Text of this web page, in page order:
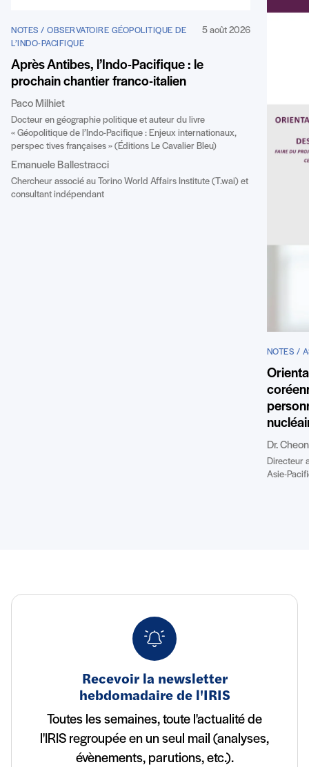
NOTES / OBSERVATOIRE GÉOPOLITIQUE DE
L’INDO-PACIFIQUE
5 août 2026
Après Antibes, l’Indo-Pacifique : le
prochain chantier franco-italien
Paco Milhiet
Docteur en géographie politique et auteur du livre
« Géopolitique de l’Indo-Pacifique : Enjeux internationaux,
perspec tives françaises » (Éditions Le Cavalier Bleu)
Emanuele Ballestracci
Chercheur associé au Torino World Affairs Institute (T.wai) et
consultant indépendant
NOTES /
Dr.
Directeur
Asie-
Recevoir la newsletter
hebdomadaire de l'IRIS
Toutes les semaines, toute l'actualité de
l'IRIS regroupée en un seul mail (analyses,
évènements, parutions, etc.).